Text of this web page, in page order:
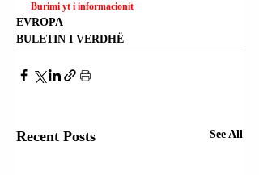
Burimi yt i informacionit
EVROPA
BULETIN I VERDHË
Recent Posts See All